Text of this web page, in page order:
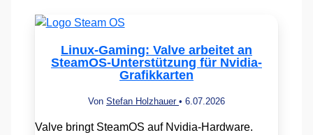
Linux-Gaming: Valve arbeitet an
SteamOS-Unterstützung für Nvidia-
Grafikkarten
Von Stefan Holzhauer • 6.07.2026
Valve bringt SteamOS auf Nvidia-Hardware.